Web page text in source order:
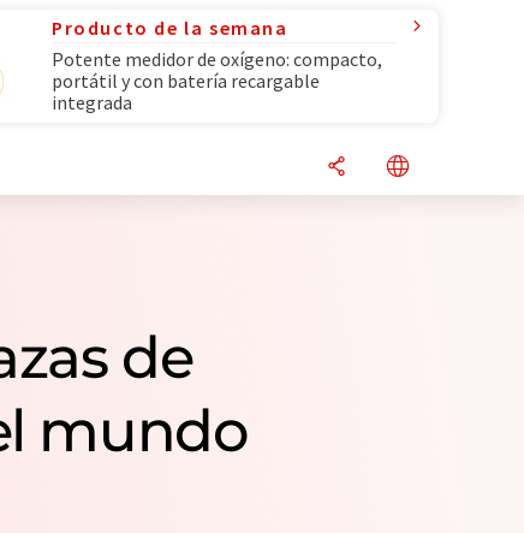
Producto de la semana
Potente medidor de oxígeno: compacto,
portátil y con batería recargable
integrada
de
mundo